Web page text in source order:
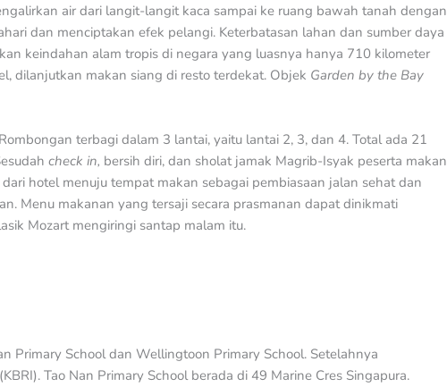
air dari langit-langit kaca sampai ke ruang bawah tanah dengan
dan menciptakan efek pelangi. Keterbatasan lahan dan sumber daya
keindahan alam tropis di negara yang luasnya hanya 710 kilometer
dilanjutkan makan siang di resto terdekat. Objek Garden by the Bay
terbagi dalam 3 lantai, yaitu lantai 2, 3, dan 4. Total ada 21
check in, bersih diri, dan sholat jamak Magrib-Isyak peserta makan
hotel menuju tempat makan sebagai pembiasaan jalan sehat dan
Menu makanan yang tersaji secara prasmanan dapat dinikmati
Mozart mengiringi santap malam itu.
Primary School dan Wellingtoon Primary School. Setelahnya
Tao Nan Primary School berada di 49 Marine Cres Singapura.